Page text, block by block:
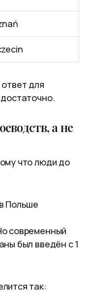
для
а не
что люди до
Польше
современный
был введён с 1
так: